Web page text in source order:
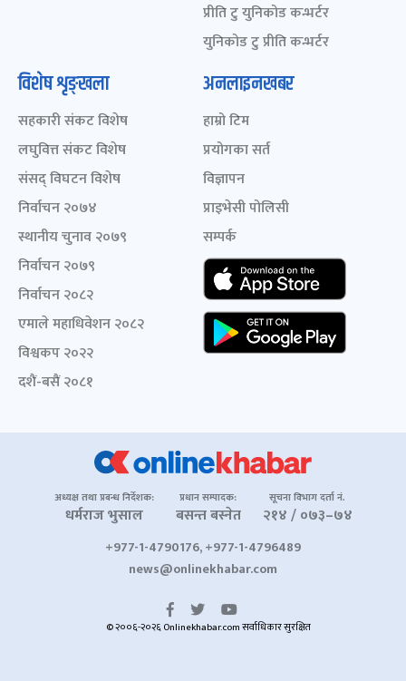
प्रीति टु युनिकोड कन्भर्टर
युनिकोड टु प्रीति कन्भर्टर
विशेष शृङ्खला
सहकारी संकट विशेष
लघुवित्त संकट विशेष
संसद् विघटन विशेष
निर्वाचन २०७४
स्थानीय चुनाव २०७९
निर्वाचन २०७९
निर्वाचन २०८२
एमाले महाधिवेशन २०८२
विश्वकप २०२२
दशैं-बसैं २०८१
अनलाइनखबर
हाम्रो टिम
प्रयोगका सर्त
विज्ञापन
प्राइभेसी पोलिसी
सम्पर्क
अध्यक्ष तथा प्रबन्ध निर्देशक:
धर्मराज भुसाल
प्रधान सम्पादक:
बसन्त बस्नेत
सूचना विभाग दर्ता नं.
२१४ / ०७३–७४
+977-1-4790176, +977-1-4796489
news@onlinekhabar.com
© २००६-२०२६ Onlinekhabar.com सर्वाधिकार सुरक्षित